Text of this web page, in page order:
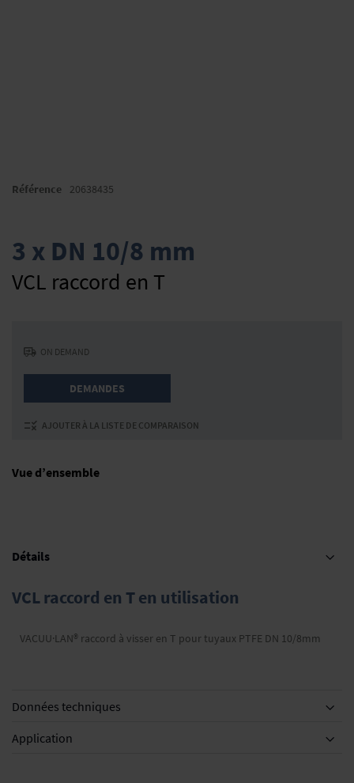
to
the
images
gallery
3 x DN 10/8 mm
VCL raccord en T
Vue d’ensemble
Référence 20638435
ON DEMAND
DEMANDES
AJOUTER À LA LISTE DE COMPARAISON
Détails
VCL raccord en T en utilisation
VACUU·LAN® raccord à visser en T pour tuyaux PTFE DN 10/8mm
Données techniques
Application